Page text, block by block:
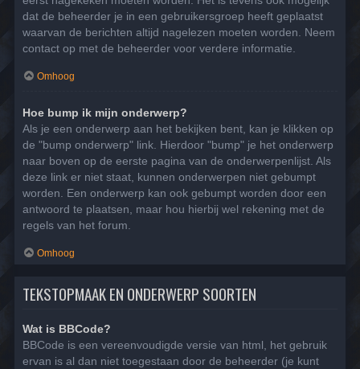
dat de beheerder je in een gebruikersgroep heeft geplaatst
waarvan de berichten altijd nagelezen moeten worden. Neem
contact op met de beheerder voor verdere informatie.
Omhoog
Hoe bump ik mijn onderwerp?
Als je een onderwerp aan het bekijken bent, kan je klikken op
de "bump onderwerp" link. Hierdoor "bump" je het onderwerp
naar boven op de eerste pagina van de onderwerpenlijst. Als
deze link er niet staat, kunnen onderwerpen niet gebumpt
worden. Een onderwerp kan ook gebumpt worden door een
antwoord te plaatsen, maar hou hierbij wel rekening met de
regels van het forum.
Omhoog
TEKSTOPMAAK EN ONDERWERP SOORTEN
Wat is BBCode?
BBCode is een vereenvoudigde versie van html, het gebruik
ervan is al dan niet toegestaan door de beheerder (je kunt